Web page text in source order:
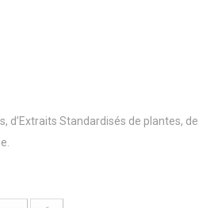
d’Extraits Standardisés de plantes, de